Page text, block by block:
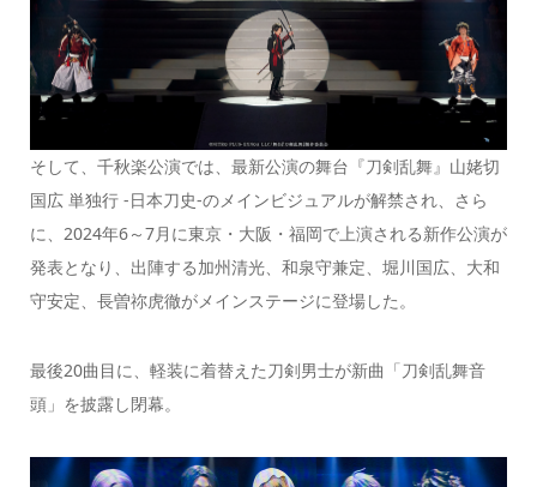
そして、千秋楽公演では、最新公演の舞台『刀剣乱舞』山姥切
国広 単独行 -日本刀史-のメインビジュアルが解禁され、さら
に、2024年6～7月に東京・大阪・福岡で上演される新作公演が
発表となり、出陣する加州清光、和泉守兼定、堀川国広、大和
守安定、長曽祢虎徹がメインステージに登場した。
最後20曲目に、軽装に着替えた刀剣男士が新曲「刀剣乱舞音
頭」を披露し閉幕。